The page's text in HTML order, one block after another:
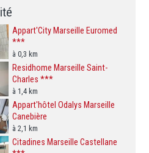
Appart'City Marseille Euromed
***
à 0,3 km
Residhome Marseille Saint-
Charles ***
à 1,4 km
Appart'hôtel Odalys Marseille
Canebière
à 2,1 km
Citadines Marseille Castellane